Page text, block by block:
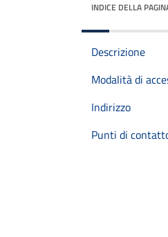
INDICE DELLA
Descrizione
Modalità di
Indirizzo
Punti di